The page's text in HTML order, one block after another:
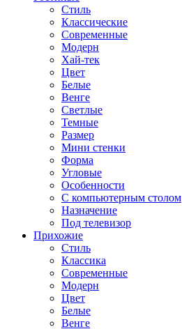
Стиль
Классические
Современные
Модерн
Хай-тек
Цвет
Белые
Венге
Светлые
Темные
Размер
Мини стенки
Форма
Угловые
Особенности
С компьютерным столом
Назначение
Под телевизор
Прихожие
Стиль
Классика
Современные
Модерн
Цвет
Белые
Венге